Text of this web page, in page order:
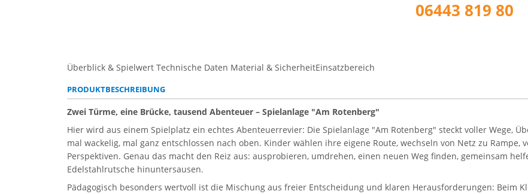
06443 819 80
Überblick & Spielwert Technische Daten Material & SicherheitEinsatzbereich
PRODUKTBESCHREIBUNG
Zwei Türme, eine Brücke, tausend Abenteuer – Spielanlage "Am Rotenberg"
Hier wird aus einem Spielplatz ein echtes Abenteuerrevier: Die Spielanlage "Am Rotenberg" steckt voller Wege,
mal wackelig, mal ganz entschlossen nach oben. Kinder wählen ihre eigene Route, wechseln von Netz zu
Perspektiven. Genau das macht den Reiz aus: ausprobieren, umdrehen, einen neuen Weg finden, gemeinsam
Edelstahlrutsche hinuntersausen.
Pädagogisch besonders wertvoll ist die Mischung aus freier Entscheidung und klaren Herausforderungen: Beim